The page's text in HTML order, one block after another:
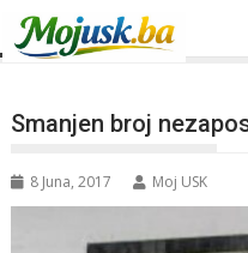
Smanjen broj
8 Juna, 2017 Moj USK